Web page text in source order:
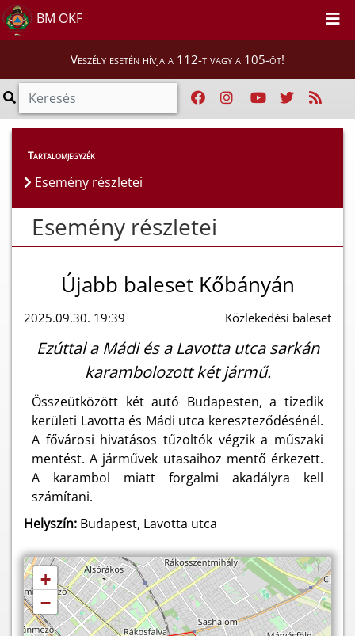
BM OKF
Veszély esetén hívja a 112-t vagy a 105-öt!
Esemény részletei
Tartalomjegyzék
Esemény részletei
Esemény részletei
Újabb baleset Kőbányán
2025.09.30. 19:39 Közlekedési baleset
Ezúttal a Mádi és a Lavotta utca sarkán
karambolozott két jármű.
Összeütközött két autó Budapesten, a tizedik
kerületi Lavotta és Mádi utca kereszteződésénél.
A fővárosi hivatásos tűzoltók végzik a műszaki
mentést. A járművek utasaihoz mentő érkezett.
A karambol miatt forgalmi akadályra kell
számítani.
Helyszín: Budapest, Lavotta utca
+
−